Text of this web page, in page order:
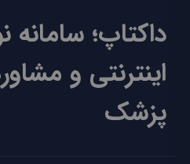
داکتاپ؛
اینترنتی و
پزشک